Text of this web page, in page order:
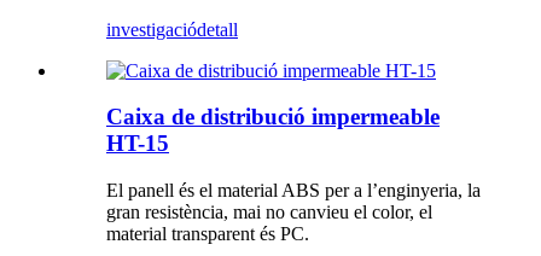
investigaciódetall
Caixa de distribució impermeable
HT-15
El panell és el material ABS per a l’enginyeria, la
gran resistència, mai no canvieu el color, el
material transparent és PC.